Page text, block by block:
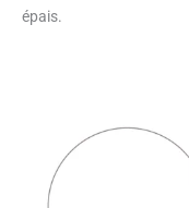
épais.